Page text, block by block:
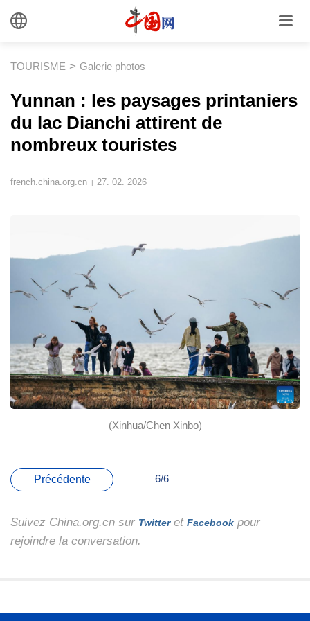
TOURISME > Galerie photos
Yunnan : les paysages printaniers
du lac Dianchi attirent de
nombreux touristes
french.china.org.cn | 27. 02. 2026
(Xinhua/Chen Xinbo)
Précédente 6/6
Suivez China.org.cn sur Twitteret Facebook pour
rejoindre la conversation.